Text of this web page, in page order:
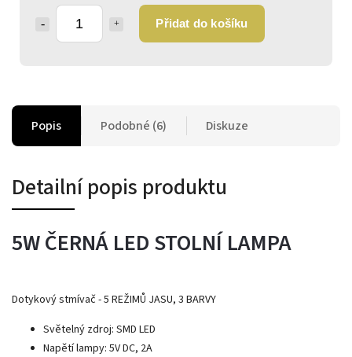
Přidat do košíku
Popis Podobné (6) Diskuze
Detailní popis produktu
5W ČERNÁ LED STOLNÍ LAMPA
Dotykový stmívač - 5 REŽIMŮ JASU, 3 BARVY
Světelný zdroj: SMD LED
Napětí lampy: 5V DC, 2A